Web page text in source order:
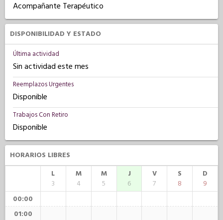
Acompañante Terapéutico
DISPONIBILIDAD Y ESTADO
Última actividad
Sin actividad este mes
Reemplazos Urgentes
Disponible
Trabajos Con Retiro
Disponible
HORARIOS LIBRES
L
3
M
4
M
5
J
6
V
7
S
8
D
9
00:00
01:00